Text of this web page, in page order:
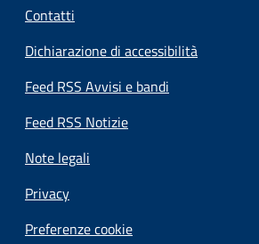
Contatti
Dichiarazione di accessibilità
Feed RSS Avvisi e bandi
Feed RSS Notizie
Note legali
Privacy
Preferenze cookie